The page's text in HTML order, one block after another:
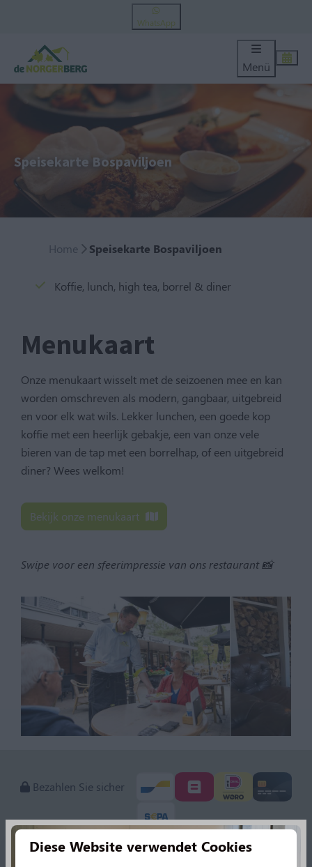
WhatsApp
Menü
Speisekarte Bospaviljoen
Home Speisekarte Bospaviljoen
Koffie, lunch, high tea, borrel & diner
Menukaart
Onze menukaart wisselt met de seizoenen mee en kan
worden omschreven als modern, gangbaar, uitgebreid
en voor elk wat wils. Lekker lunchen, een goede kop
koffie met een heerlijk gebakje, een van onze vele
bieren van de tap met een borrelhap, of een uitgebreid
diner? Wees welkom!
Bekijk onze menukaart
Swipe voor een sfeerimpressie van ons restaurant 📸
Bezahlen Sie sicher
Diese Website verwendet Cookies